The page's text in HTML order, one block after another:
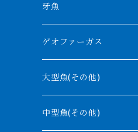
バンジャール
その他アロワナ
コウロントン
ラプラディ
ギニア
ナイジェリア
コンギクス
オルナティピンニス
小型スネークヘッド
牙魚
ゲオファーガス
大型魚(その他)
中型魚(その他)